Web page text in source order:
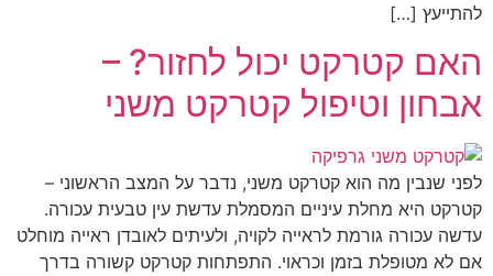
להתייעץ […]
האם קטרקט יכול לחזור? –
אבחון וטיפול קטרקט משני
לפני שנבין מה הוא קטרקט משני, נדבר על המצב הראשוני –
קטרקט היא מחלת עיניים המסמלת עדשת עין טבעית עכורה.
עדשה עכורה גורמת לראייה לקויה, ולעיתים לאובדן ראייה מוחלט
אם לא מטופלת בזמן וכראוי. התפתחות קטרקט קשורה בדרך